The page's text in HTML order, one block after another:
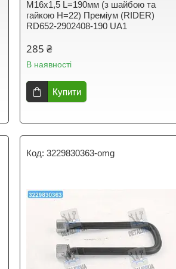
М16х1,5 L=190мм (з шайбою та
гайкою Н=22) Преміум (RIDER)
RD652-2902408-190 UA1
285 ₴
В наявності
Купити
3229830363-omg